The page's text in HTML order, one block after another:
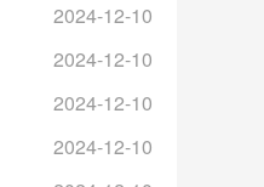
2024-12-10
2024-12-10
2024-12-10
2024-12-10